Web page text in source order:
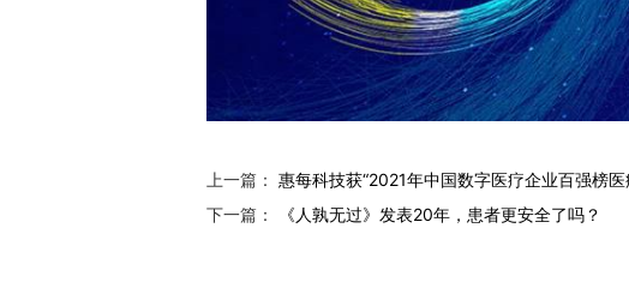
上一篇： 惠每科技获“2021年中国数字医疗企业百强榜
下一篇：
《人孰无过》发表20年，患者更安全了吗？